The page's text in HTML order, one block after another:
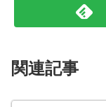
関連記事